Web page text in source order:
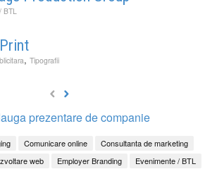
BTL
, Tipografii
prezentare de companie
Comunicare online
Consultanta de marketing
web Employer Branding Evenimente / BTL